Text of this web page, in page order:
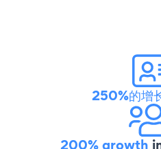
250%的增
200% growth